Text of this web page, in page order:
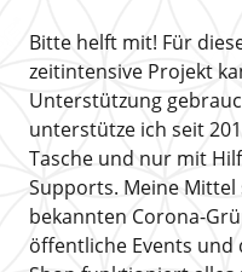
Bitte helft mit! Für
zeitintensive Projekt
Unterstützung
unterstütze ich seit
Tasche und nur mit
Supports. Meine Mittel
bekannten Corona-
öffentliche Events